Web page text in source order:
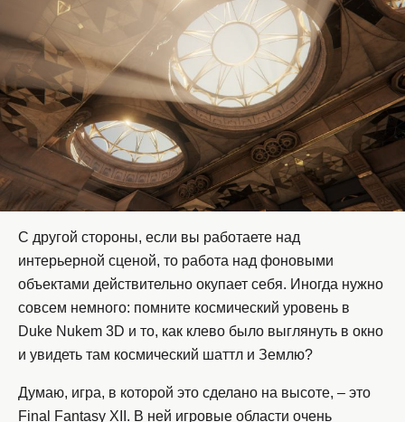
С другой стороны, если вы работаете над
интерьерной сценой, то работа над фоновыми
объектами действительно окупает себя. Иногда нужно
совсем немного: помните космический уровень в
Duke Nukem 3D и то, как клево было выглянуть в окно
и увидеть там космический шаттл и Землю?
Думаю, игра, в которой это сделано на высоте, – это
Final Fantasy XII. В ней игровые области очень